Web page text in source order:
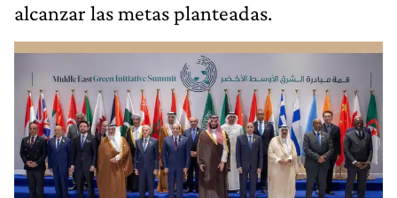
alcanzar las metas planteadas.